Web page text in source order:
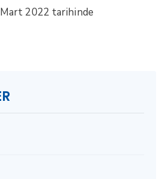
2022 tarihinde